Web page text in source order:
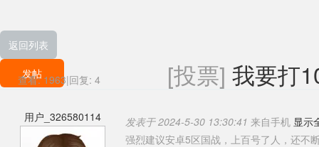
返回列表
发帖
查看: 1963|回复: 4 [投票] 我要打
用户_326580114 发表于 2024-5-30 13:30:41 来自手机 显示
强烈建议安卓5区国战，上百号了人，还不